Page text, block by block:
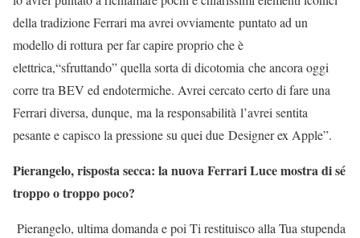
della tradizione Ferrari ma avrei ovviamente puntato ad un
modello di rottura per far capire proprio che è
elettrica,“sfruttando” quella sorta di dicotomia che ancora oggi
corre tra BEV ed endotermiche. Avrei cercato certo di fare una
Ferrari diversa, dunque, ma la responsabilità l’avrei sentita
pesante e capisco la pressione su quei due Designer ex Apple”.
Pierangelo, risposta secca: la nuova Ferrari Luce mostra di sé
troppo o troppo poco?
Pierangelo, ultima domanda e poi Ti restituisco alla Tua stupenda